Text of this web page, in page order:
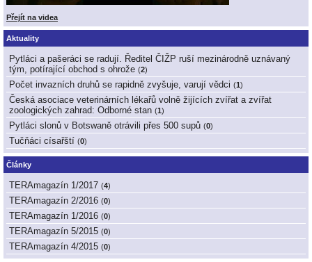
Přejít na videa
Aktuality
Pytláci a pašeráci se radují. Ředitel ČIŽP ruší mezinárodně uznávaný
tým, potírající obchod s ohrože (2)
Počet invazních druhů se rapidně zvyšuje, varují vědci (1)
Česká asociace veterinárních lékařů volně žijících zvířat a zvířat
zoologických zahrad: Odborné stan (1)
Pytláci slonů v Botswaně otrávili přes 500 supů (0)
Tučňáci císařští (0)
Články
TERAmagazín 1/2017 (4)
TERAmagazín 2/2016 (0)
TERAmagazín 1/2016 (0)
TERAmagazín 5/2015 (0)
TERAmagazín 4/2015 (0)